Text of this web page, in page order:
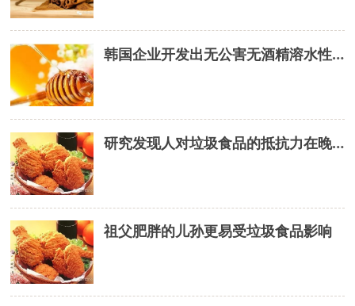
韩国企业开发出无公害无酒精溶水性蜂胶制造技术
研究发现人对垃圾食品的抵抗力在晚上最弱
祖父肥胖的儿孙更易受垃圾食品影响